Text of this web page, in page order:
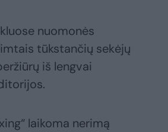
nuomonės
tūkstančių sekėjų
iš lengvai
laikoma nerimą